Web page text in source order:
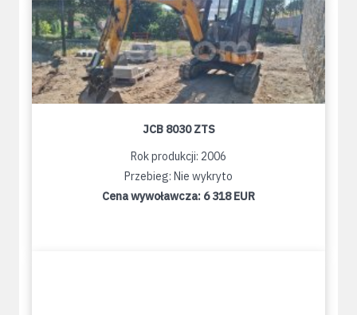
JCB 8030 ZTS
Rok produkcji: 2006
Przebieg: Nie wykryto
Cena wywoławcza: 6 318 EUR